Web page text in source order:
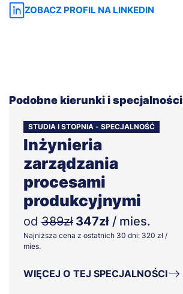
ZOBACZ PROFIL NA LINKEDIN
Podobne kierunki i specjalności
STUDIA I STOPNIA - SPECJALNOŚĆ
Inżynieria
zarządzania
procesami
produkcyjnymi
od 389zł 347zł / mies.
Najniższa cena z ostatnich 30 dni: 320 zł /
mies.
WIĘCEJ O TEJ SPECJALNOŚCI